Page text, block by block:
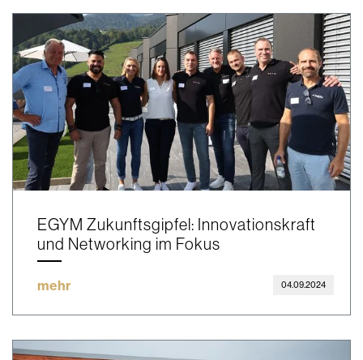
EGYM Zukunftsgipfel: Innovationskraft
und Networking im Fokus
mehr 04.09.2024